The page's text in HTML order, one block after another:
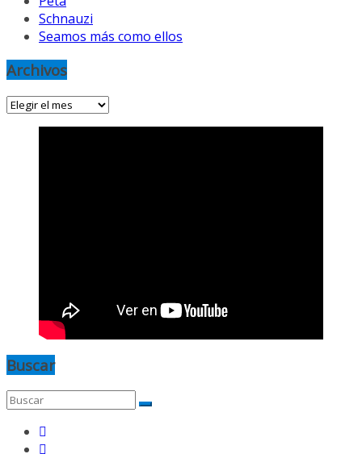
Schnauzi
Seamos más como ellos
Archivos
Archivos
Buscar